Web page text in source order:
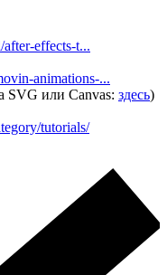
effects-t...
animations-...
SVG или Canvas: здесь)
tutorials/